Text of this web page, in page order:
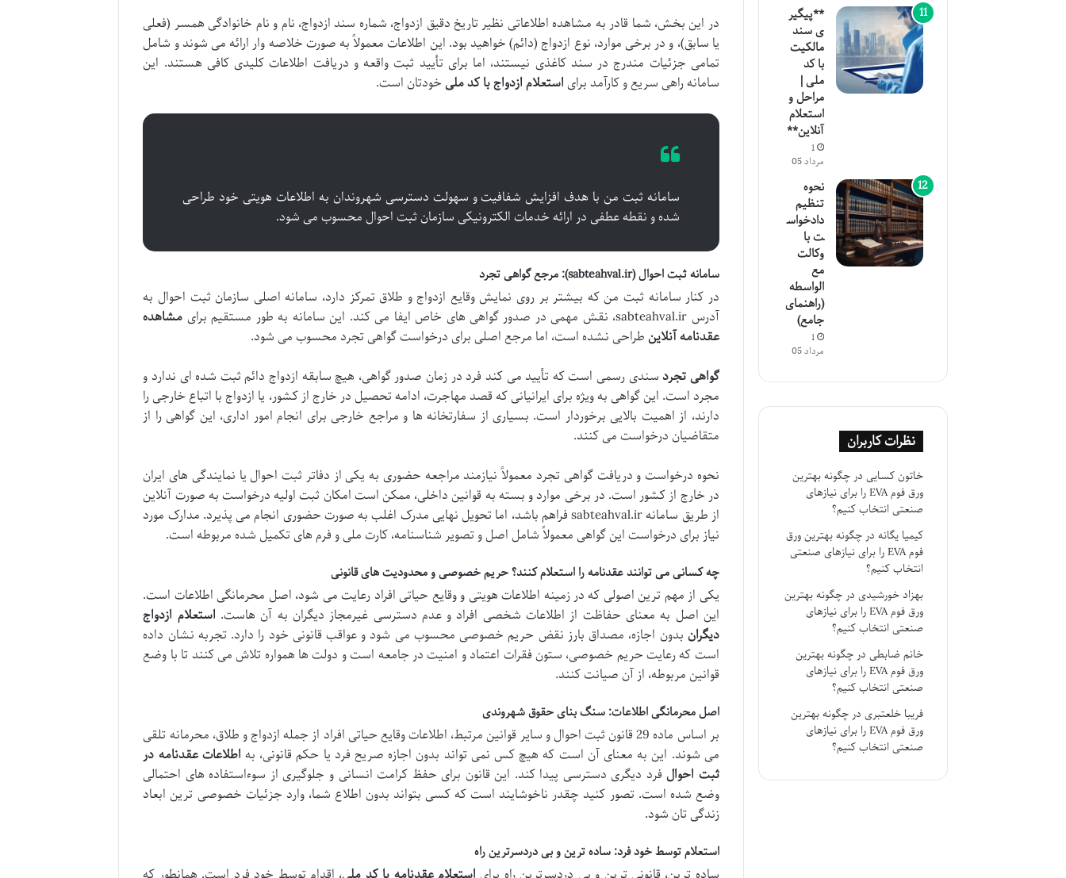
در این بخش، شما قادر به مشاهده اطلاعاتی نظیر تاریخ دقیق ازدواج، شماره سند ازدواج، نام و نام خانوادگی همسر (فعلی
یا سابق)، و در برخی موارد، نوع ازدواج (دائم) خواهید بود. این اطلاعات معمولاً به صورت خلاصه وار ارائه می شوند و شامل
تمامی جزئیات مندرج در سند کاغذی نیستند، اما برای تأیید ثبت واقعه و دریافت اطلاعات کلیدی کافی هستند. این
سامانه راهی سریع و کارآمد برایاستعلام ازدواج با کد ملیخودتان است.
سامانه ثبت من با هدف افزایش شفافیت و سهولت دسترسی شهروندان به اطلاعات هویتی خود طراحی
شده و نقطه عطفی در ارائه خدمات الکترونیکی سازمان ثبت احوال محسوب می شود.
سامانه ثبت احوال (sabteahval.ir): مرجع گواهی تجرد
در کنار سامانه ثبت من که بیشتر بر روی نمایش وقایع ازدواج و طلاق تمرکز دارد، سامانه اصلی سازمان ثبت احوال به
آدرس sabteahval.ir، نقش مهمی در صدور گواهی های خاص ایفا می کند. این سامانه به طور مستقیم برای
مشاهده
عقدنامه آنلاینطراحی نشده است، اما مرجع اصلی برای درخواست گواهی تجرد محسوب می شود.
گواهی تجردسندی رسمی است که تأیید می کند فرد در زمان صدور گواهی، هیچ سابقه ازدواج دائم ثبت شده ای ندارد و
مجرد است. این گواهی به ویژه برای ایرانیانی که قصد مهاجرت، ادامه تحصیل در خارج از کشور، یا ازدواج با اتباع خارجی را
دارند، از اهمیت بالایی برخوردار است. بسیاری از سفارتخانه ها و مراجع خارجی برای انجام امور اداری، این گواهی را از
متقاضیان درخواست می کنند.
نحوه درخواست و دریافت گواهی تجرد معمولاً نیازمند مراجعه حضوری به یکی از دفاتر ثبت احوال یا نمایندگی های ایران
در خارج از کشور است. در برخی موارد و بسته به قوانین داخلی، ممکن است امکان ثبت اولیه درخواست به صورت آنلاین
از طریق سامانه sabteahval.ir فراهم باشد، اما تحویل نهایی مدرک اغلب به صورت حضوری انجام می پذیرد. مدارک مورد
نیاز برای درخواست این گواهی معمولاً شامل اصل و تصویر شناسنامه، کارت ملی و فرم های تکمیل شده مربوطه است.
چه کسانی می توانند عقدنامه را استعلام کنند؟ حریم خصوصی و محدودیت های قانونی
یکی از مهم ترین اصولی که در زمینه اطلاعات هویتی و وقایع حیاتی افراد رعایت می شود، اصل محرمانگی اطلاعات است.
این اصل به معنای حفاظت از اطلاعات شخصی افراد و عدم دسترسی غیرمجاز دیگران به آن هاست. استعلام ازدواج
دیگران بدون اجازه، مصداق بارز نقض حریم خصوصی محسوب می شود و عواقب قانونی خود را دارد. تجربه نشان داده
است که رعایت حریم خصوصی، ستون فقرات اعتماد و امنیت در جامعه است و دولت ها همواره تلاش می کنند تا با وضع
قوانین مربوطه، از آن صیانت کنند.
اصل محرمانگی اطلاعات: سنگ بنای حقوق شهروندی
بر اساس ماده 29 قانون ثبت احوال و سایر قوانین مرتبط، اطلاعات وقایع حیاتی افراد از جمله ازدواج و طلاق، محرمانه تلقی
می شوند. این به معنای آن است که هیچ کس نمی تواند بدون اجازه صریح فرد یا حکم قانونی، به اطلاعات عقدنامه در
ثبت احوال فرد دیگری دسترسی پیدا کند. این قانون برای حفظ کرامت انسانی و جلوگیری از سوءاستفاده های احتمالی
وضع شده است. تصور کنید چقدر ناخوشایند است که کسی بتواند بدون اطلاع شما، وارد جزئیات خصوصی ترین ابعاد
زندگی تان شود.
استعلام توسط خود فرد: ساده ترین و بی دردسرترین راه
**پیگیر
ی سند
مالکیت
با کد
ملی |
مراحل و
استعلام
آنلاین**
1
مرداد 05
نحوه
تنظیم
دادخواس
ت با
وکالت
مع
الواسطه
(راهنمای
جامع)
1
مرداد 05
نظرات کاربران
خاتون کسایی درچگونه بهترین
ورق فوم EVA را برای نیازهای
صنعتی انتخاب کنیم؟
کیمیا یگانه درچگونه بهترین ورق
فوم EVA را برای نیازهای صنعتی
انتخاب کنیم؟
بهزاد خورشیدی درچگونه بهترین
ورق فوم EVA را برای نیازهای
صنعتی انتخاب کنیم؟
خانم ضابطی درچگونه بهترین
ورق فوم EVA را برای نیازهای
صنعتی انتخاب کنیم؟
فریبا خلعتبری درچگونه بهترین
ورق فوم EVA را برای نیازهای
صنعتی انتخاب کنیم؟